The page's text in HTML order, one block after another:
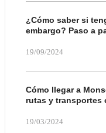
¿Cómo saber si
embargo? Paso a
19/09/2024
Cómo llegar a
rutas y transportes
19/03/2024